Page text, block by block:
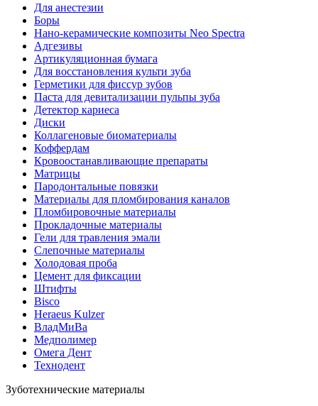
Для анестезии
Боры
Нано-керамические композиты Neo Spectra
Адгезивы
Артикуляционная бумага
Для восстановления культи зуба
Герметики для фиссур зубов
Паста для девитализации пульпы зуба
Детектор кариеса
Диски
Коллагеновые биоматериалы
Коффердам
Кровоостанавливающие препараты
Матрицы
Пародонтальные повязки
Материалы для пломбирования каналов
Пломбировочные материалы
Прокладочные материалы
Гели для травления эмали
Слепочные материалы
Холодовая проба
Цемент для фиксации
Штифты
Bisco
Heraeus Kulzer
ВладМиВа
Медполимер
Омега Дент
Технодент
Зуботехнические материалы